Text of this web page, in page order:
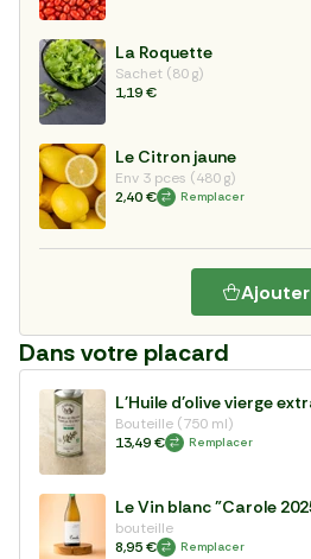
La Roquette
Sachet (80 g)
1,19 €
Le Citron jaune
Env 3 pces (480 g)
2,40 €
Remplacer
Ajouter
Dans votre placard
Bouteille (750 ml)
13,49 €
Remplacer
bouteille
8,95 €
Remplacer